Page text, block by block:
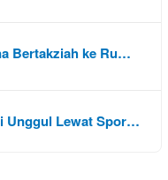
Bertakziah ke Ru…
Unggul Lewat Spor…